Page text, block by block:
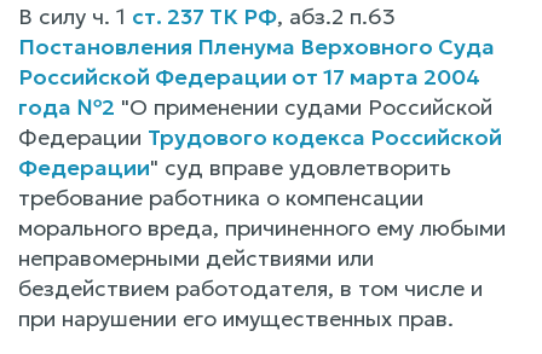
В силу ч. 1 ст. 237 ТК РФ, абз.2 п.63
Постановления Пленума Верховного Суда
Российской Федерации от 17 марта 2004
года №2 "О применении судами Российской
Федерации Трудового кодекса Российской
Федерации" суд вправе удовлетворить
требование работника о компенсации
морального вреда, причиненного ему любыми
неправомерными действиями или
бездействием работодателя, в том числе и
при нарушении его имущественных прав.